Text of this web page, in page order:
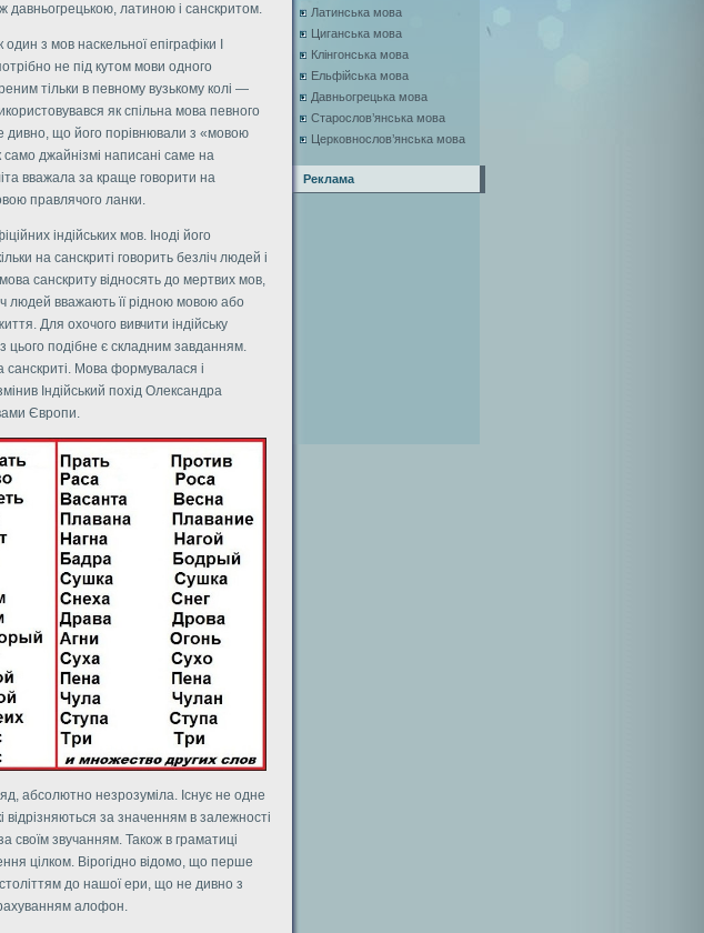
давньогрецькою, латиною і санскритом.
з мов наскельної епіграфіки І
не під кутом мови одного
тільки в певному вузькому колі —
як спільна мова певного
дивно, що його порівнювали з «мовою
само джайнізмі написані саме на
вважала за краще говорити на
правлячого ланки.
індійських мов. Іноді його
на санскриті говорить безліч людей і
санскриту відносять до мертвих мов,
людей вважають її рідною мовою або
Для охочого вивчити індійську
цього подібне є складним завданням.
санскриті. Мова формувалася і
Індійський похід Олександра
Європи.
абсолютно незрозуміла. Існує не одне
за значенням в залежності
своїм звучанням. Також в граматиці
цілком. Вірогідно відомо, що перше
до нашої ери, що не дивно з
алофон.
Латинська мова
Циганська мова
Клінгонська мова
Ельфійська мова
Давньогрецька мова
Старослов’янська мова
Церковнослов’янська мова
Реклама